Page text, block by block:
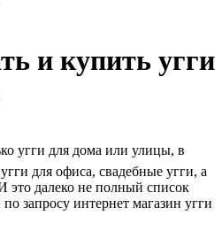
и купить угги
угги для дома или улицы, в
для офиса, свадебные угги, а
это далеко не полный список
запросу интернет магазин угги